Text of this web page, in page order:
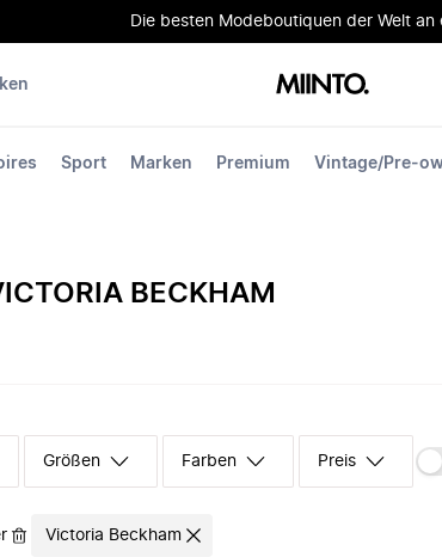
Die besten Modeboutiquen der Welt an
Sport Marken Premium Vintage/Pre-
BECKHAM
Größen Farben Preis
Victoria Beckham